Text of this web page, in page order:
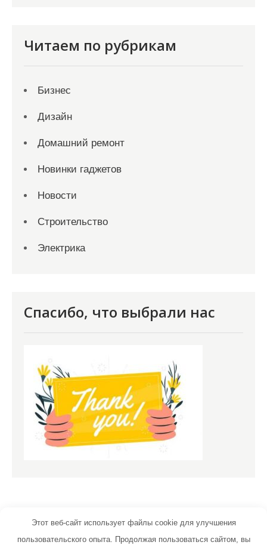
Читаем по рубрикам
Бизнес
Дизайн
Домашний ремонт
Новинки гаджетов
Новости
Строительство
Электрика
Спасибо, что выбрали нас
Этот веб-сайт использует файлы cookie для улучшения
пользовательского опыта. Продолжая пользоваться сайтом, вы